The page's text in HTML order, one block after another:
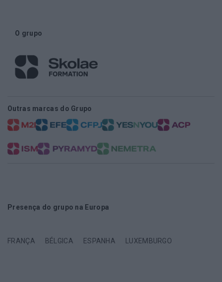
O grupo
Outras marcas do Grupo
Presença do grupo na Europa
FRANÇA BÉLGICA ESPANHA LUXEMBURGO